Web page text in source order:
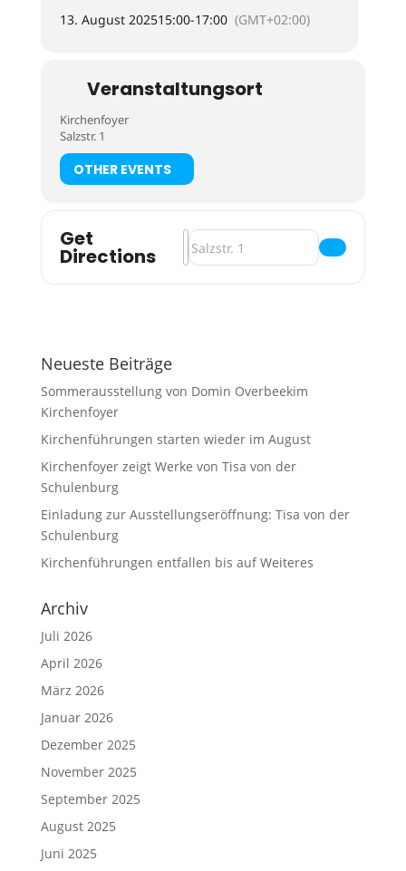
13. August 202515:00-17:00 (GMT+02:00)
Veranstaltungsort
Kirchenfoyer
Salzstr. 1
OTHER EVENTS
Get
Directions
Address - Lambertikirche - Die
Destination Address -
Neueste Beiträge
Sommerausstellung von Domin Overbeekim
Kirchenfoyer
Kirchenführungen starten wieder im August
Kirchenfoyer zeigt Werke von Tisa von der
Schulenburg
Einladung zur Ausstellungseröffnung: Tisa von der
Schulenburg
Kirchenführungen entfallen bis auf Weiteres
Archiv
Juli 2026
April 2026
März 2026
Januar 2026
Dezember 2025
November 2025
September 2025
August 2025
Juni 2025